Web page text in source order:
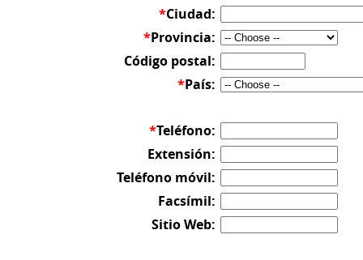
*Ciudad:
*Provincia:
Código postal:
*País:
*Teléfono:
Extensión:
Teléfono móvil:
Facsímil:
Sitio Web: